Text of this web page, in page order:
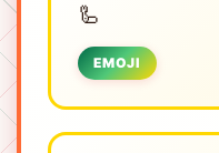
🦾
EMOJI